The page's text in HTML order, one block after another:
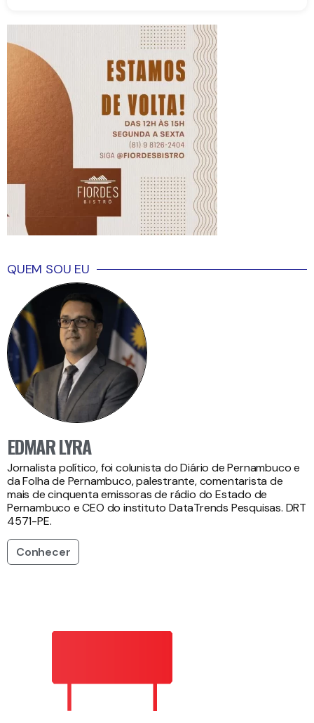
QUEM SOU EU
EDMAR LYRA
Jornalista político, foi colunista do Diário de Pernambuco e
da Folha de Pernambuco, palestrante, comentarista de
mais de cinquenta emissoras de rádio do Estado de
Pernambuco e CEO do instituto DataTrends Pesquisas. DRT
4571-PE.
Conhecer